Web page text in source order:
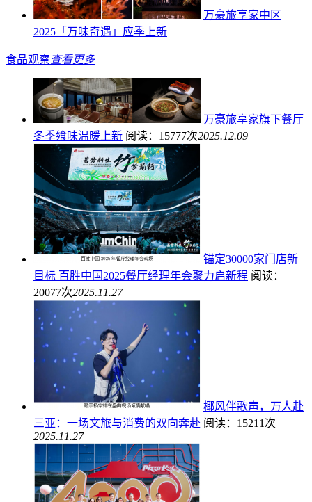
万豪旅享家中区
2025「万味奇遇」应季上新
食品观察查看更多
万豪旅享家旗下餐厅
冬季飨味温暖上新 阅读：15777次2025.12.09
锚定30000家门店新
目标 百胜中国2025餐厅经理年会聚力启新程 阅读：
20077次2025.11.27
椰风伴歌声，万人赴
三亚：一场文旅与消费的双向奔赴 阅读：15211次
2025.11.27